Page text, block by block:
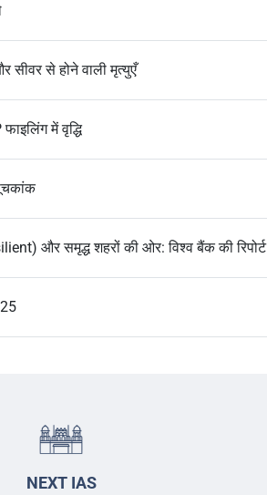
से होने वाली मृत्युएँ
फाइलिंग में वृद्धि
और समृद्ध शहरों की ओर: विश्व बैंक की रिपोर्ट
NEXT IAS